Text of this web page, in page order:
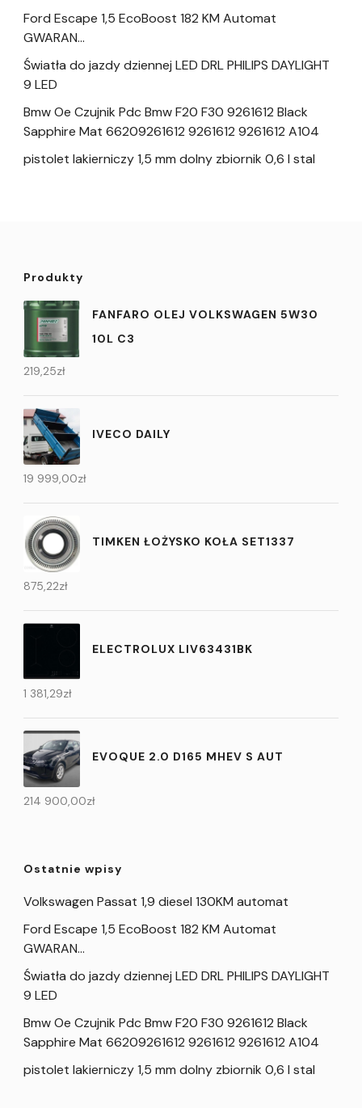
Ford Escape 1,5 EcoBoost 182 KM Automat
GWARAN…
Światła do jazdy dziennej LED DRL PHILIPS DAYLIGHT
9 LED
Bmw Oe Czujnik Pdc Bmw F20 F30 9261612 Black
Sapphire Mat 66209261612 9261612 9261612 A104
pistolet lakierniczy 1,5 mm dolny zbiornik 0,6 l stal
Produkty
FANFARO OLEJ VOLKSWAGEN 5W30
10L C3
219,25zł
IVECO DAILY
19 999,00zł
TIMKEN ŁOŻYSKO KOŁA SET1337
875,22zł
ELECTROLUX LIV63431BK
1 381,29zł
EVOQUE 2.0 D165 MHEV S AUT
214 900,00zł
Ostatnie wpisy
Volkswagen Passat 1,9 diesel 130KM automat
Ford Escape 1,5 EcoBoost 182 KM Automat
GWARAN…
Światła do jazdy dziennej LED DRL PHILIPS DAYLIGHT
9 LED
Bmw Oe Czujnik Pdc Bmw F20 F30 9261612 Black
Sapphire Mat 66209261612 9261612 9261612 A104
pistolet lakierniczy 1,5 mm dolny zbiornik 0,6 l stal